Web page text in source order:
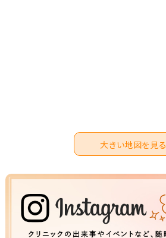
大きい地図を見る